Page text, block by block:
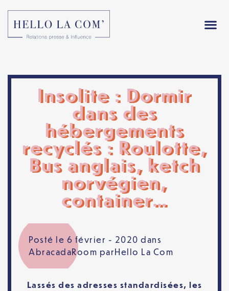
Insolite : Dormir
dans des
hébergements
recyclés : Roulotte,
Bus anglais, ketch
norvégien,
container…
Posté le 6 février - 2020 dans
AbracadaRoom parHello La Com
Lassés des adresses standardisées, les